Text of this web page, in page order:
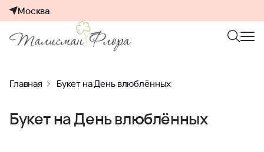
Москва
Главная Букет на День влюблённых
Букет на День влюблённых